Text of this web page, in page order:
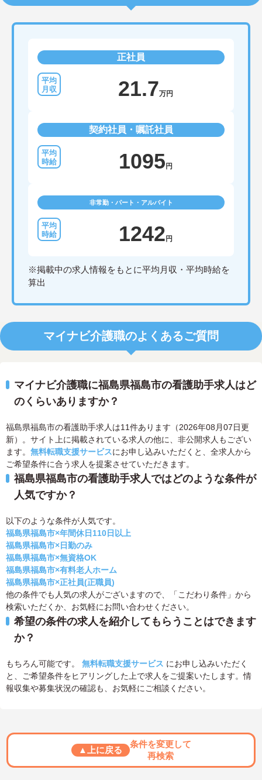
正社員
21.7万円
契約社員・嘱託社員
1095 円
非常勤・パート・アルバイト
1242 円
※掲載中の求人情報をもとに平均月収・平均時給を
算出
マイナビ介護職のよくあるご質問
マイナビ介護職に福島県福島市の看護助手求人はど
のくらいありますか？
福島県福島市の看護助手求人は11件あります（2026年08月07日更
新）。サイト上に掲載されている求人の他に、非公開求人もござい
ます。 無料転職支援サービスにお申し込みいただくと、全求人から
ご希望条件に合う求人を提案させていただきます。
福島県福島市の看護助手求人ではどのような条件が
人気ですか？
以下のような条件が人気です。
福島県福島市×年間休日110日以上
福島県福島市×日勤のみ
福島県福島市×無資格OK
福島県福島市×有料老人ホーム
福島県福島市×正社員(正職員)
他の条件でも人気の求人がございますので、「こだわり条件」から
検索いただくか、お気軽にお問い合わせください。
希望の条件の求人を紹介してもらうことはできます
か？
もちろん可能です。 無料転職支援サービス にお申し込みいただく
と、ご希望条件をヒアリングした上で求人をご提案いたします。情
報収集や募集状況の確認も、お気軽にご相談ください。
▲上に戻る
条件を変更して
再検索